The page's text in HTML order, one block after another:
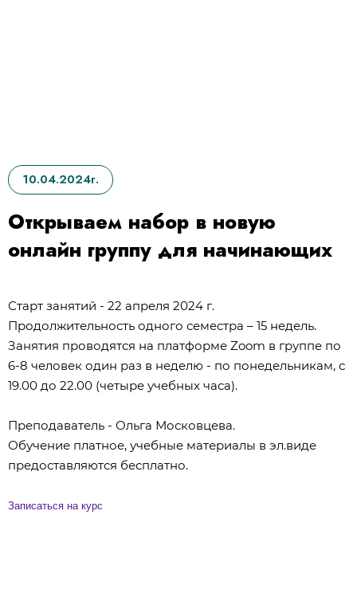
10.04.2024г.
Открываем набор в новую
онлайн группу для начинающих
Старт занятий - 22 апреля 2024 г.
Продолжительность одного семестра – 15 недель.
Занятия проводятся на платформе Zoom в группе по
6-8 человек один раз в неделю - по понедельникам, с
19.00 до 22.00 (четыре учебных часа).
Преподаватель - Ольга Московцева.
Обучение платное, учебные материалы в эл.виде
предоставляются бесплатно.
Записаться на курс